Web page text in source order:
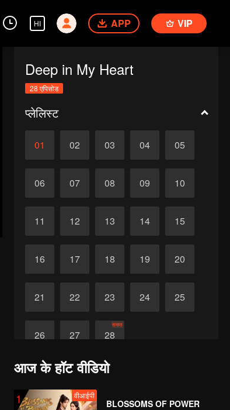
HI APP VIP
Deep in My Heart
28 एपिसोड
प्लेलिस्ट
01 02 03 04 05
06 07 08 09 10
11 12 13 14 15
16 17 18 19 20
21 22 23 24 25
26 27 28
समाप्त
आज के हॉट वीडियो
1 वीआईपी
BLOSSOMS OF POWER